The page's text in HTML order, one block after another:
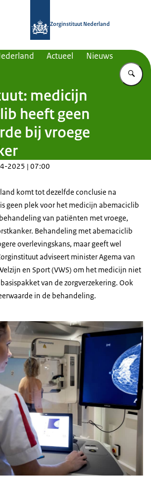
Zorginstituut Nederland
Actueel Nieuws
medicijn
heeft geen
bij vroege
2025 | 07:00
komt tot dezelfde conclusie na
geen plek voor het medicijn abemaciclib
van patiënten met vroege,
Behandeling met abemaciclib
overlevingskans, maar geeft wel
adviseert minister Agema van
en Sport (VWS) om het medicijn niet
van de zorgverzekering. Ook
in de behandeling.
de foto staat op de achtergrond een vrouw die